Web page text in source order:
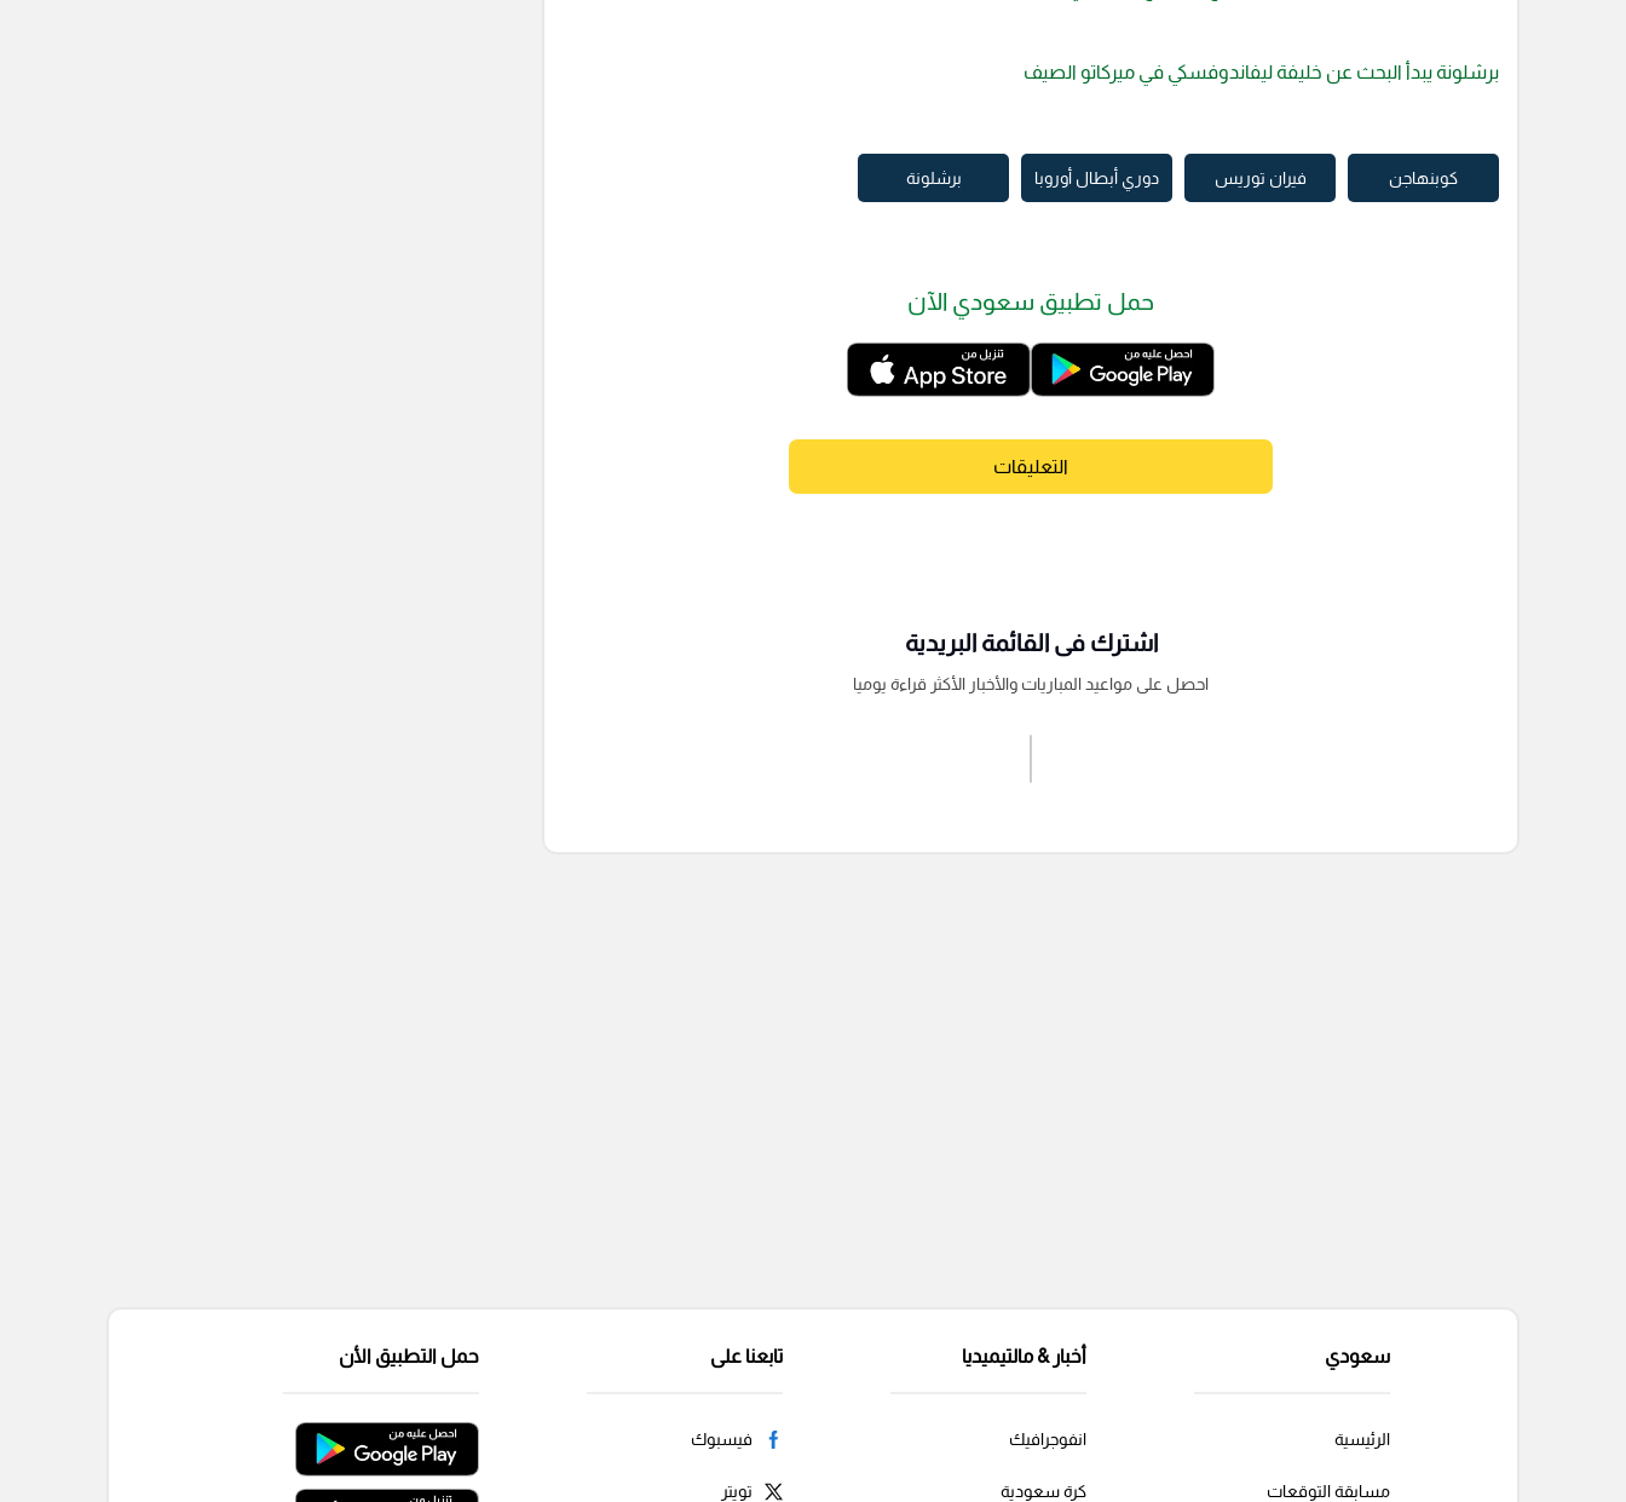
برشلونة يبدأ البحث عن خليفة ليفاندوفسكي في ميركاتو الصيف
كوبنهاجن فيران توريس دوري أبطال أوروبا برشلونة
حمل تطبيق سعودي الآن
التعليقات
اشترك فى القائمة البريدية
احصل على مواعيد المباريات والأخبار الأكثر قراءة يوميا
سعودي
الرئيسية
مسابقة التوقعات
أخبار & مالتيميديا
انفوجرافيك
كرة سعودية
تابعنا على
فيسبوك
تويتر
حمل التطبيق الأن